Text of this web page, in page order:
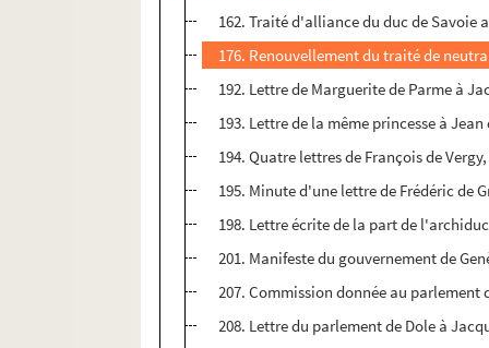
162. Traité d'alliance du duc de Savoie
176. Renouvellement du traité de
192. Lettre de Marguerite de Parme à
193. Lettre de la même princesse à
194. Quatre lettres de François de
195. Minute d'une lettre de Frédéric de
198. Lettre écrite de la part de
201. Manifeste du gouvernement de
207. Commission donnée au parlement
208. Lettre du parlement de Dole à